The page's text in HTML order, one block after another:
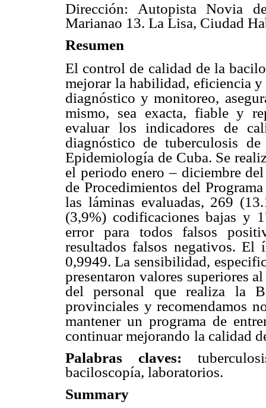
Dirección: Autopista Novia
Marianao 13. La Lisa, Ciudad
Resumen
El control de calidad de la
mejorar la habilidad, eficiencia y
diagnóstico y monitoreo,
mismo, sea exacta, fiable y
evaluar los indicadores de
diagnóstico de tuberculosis
Epidemiología de Cuba. Se
el periodo enero – diciembre del
de Procedimientos del
las láminas evaluadas, 269
(3,9%) codificaciones bajas y
error para todos falsos
resultados falsos negativos. El
0,9949. La sensibilidad,
presentaron valores superiores
del personal que realiza la
provinciales y recomendamos
mantener un programa de
continuar mejorando la calidad
Palabras claves:
baciloscopía, laboratorios.
Summary